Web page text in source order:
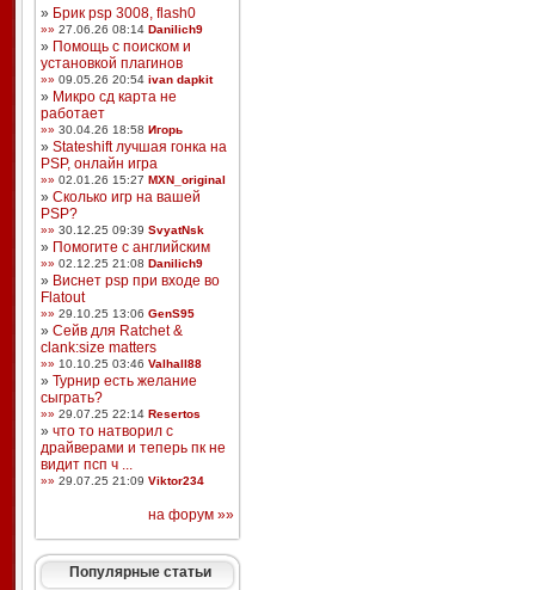
» Брик psp 3008, flash0
»» 27.06.26 08:14 Danilich9
» Помощь с поиском и
установкой плагинов
»» 09.05.26 20:54 ivan dapkit
» Микро сд карта не
работает
»» 30.04.26 18:58 Игорь
» Stateshift лучшая гонка на
PSP, онлайн игра
»» 02.01.26 15:27 MXN_original
» Сколько игр на вашей
PSP?
»» 30.12.25 09:39 SvyatNsk
» Помогите с английским
»» 02.12.25 21:08 Danilich9
» Виснет psp при входе во
Flatout
»» 29.10.25 13:06 GenS95
» Сейв для Ratchet &
clank:size matters
»» 10.10.25 03:46 Valhall88
» Турнир есть желание
сыграть?
»» 29.07.25 22:14 Resertos
» что то натворил с
драйверами и теперь пк не
видит псп ч ...
»» 29.07.25 21:09 Viktor234
на форум »»
Популярные статьи